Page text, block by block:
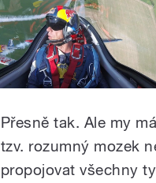
Přesně tak. Ale my
tzv. rozumný mozek
propojovat všechny